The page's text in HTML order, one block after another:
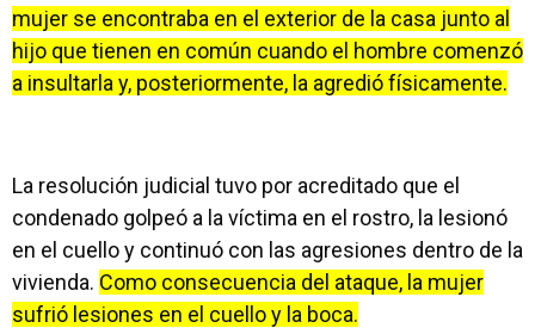
mujer se encontraba en el exterior de la casa junto al
hijo que tienen en común cuando el hombre comenzó
a insultarla y, posteriormente, la agredió físicamente.
La resolución judicial tuvo por acreditado que el
condenado golpeó a la víctima en el rostro, la lesionó
en el cuello y continuó con las agresiones dentro de la
vivienda. Como consecuencia del ataque, la mujer
sufrió lesiones en el cuello y la boca.